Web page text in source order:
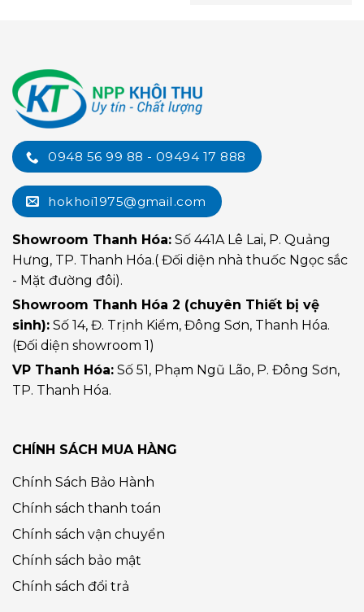
0948 56 99 88 - 09494 17 888
hokhoi1975@gmail.com
Showroom Thanh Hóa: Số 441A Lê Lai, P. Quảng
Hưng, TP. Thanh Hóa.( Đối diện nhà thuốc Ngọc sắc
- Mặt đường đôi).
Showroom Thanh Hóa 2 (chuyên Thiết bị vệ
sinh): Số 14, Đ. Trịnh Kiểm, Đông Sơn, Thanh Hóa.
(Đối diện showroom 1)
VP Thanh Hóa: Số 51, Phạm Ngũ Lão, P. Đông Sơn,
TP. Thanh Hóa.
CHÍNH SÁCH MUA HÀNG
Chính Sách Bảo Hành
Chính sách thanh toán
Chính sách vận chuyển
Chính sách bảo mật
Chính sách đổi trả